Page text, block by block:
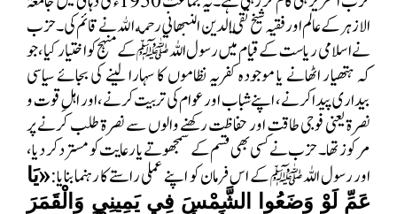
الازہر کے عالم اور فقیہ شیخ تقي الدين النبهاني رحمه الله نے قائم کی۔ حزب
نے اسلامی ریاست کے قیام میں رسول اللہ ﷺ کے منہج کو اختیار کیا، جو
کہ ہتھیار اٹھانے یا موجودہ کفریہ نظاموں کا سہارا لینے کی بجائے سیاسی
بیداری پیدا کرنے، اپنے شباب اور عوام کی تربیت کرنے، اور اہلِ قوت و
نصرۃ یعنی فوجی طاقت اور حفاظت رکھنے والوں سے نصرۃ طلب کرنے پر
مرکوز تھا۔ حزب نے کسی بھی قسم کے سمجھوتے یا رعایت کو مسترد کر دیا،
اور رسول اللہ ﷺ کے اس فرمان کو اپنے عملی راستے کا رہنما بنایا:«يَا
عَمِّ لَوْ وَضَعُوا الشَّمْسَ فِي يَمِينِي وَالْقَمَرَ